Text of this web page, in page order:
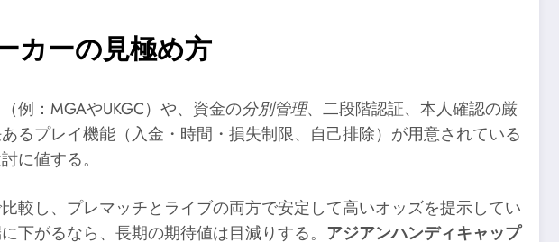
カーの見極め方
例：MGAやUKGC）や、資金の分別管理、二段階認証、本人確認の厳
るプレイ機能（入金・時間・損失制限、自己排除）が用意されている
に値する。
較し、プレマッチとライブの両方で安定して高いオッズを提示してい
がるなら、長期の期待値は目減りする。 アジアンハンディキャップ